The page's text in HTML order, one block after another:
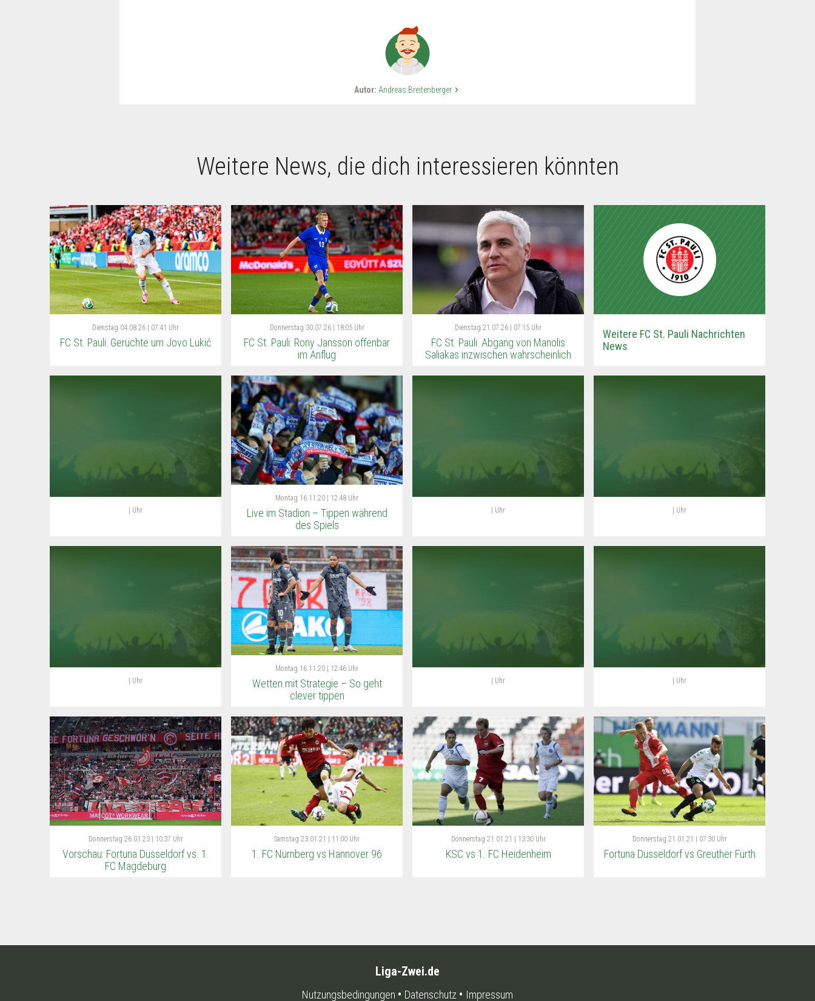
Autor: Andreas Breitenbergerkeyboard_arrow_right
Weitere News, die dich interessieren könnten
Dienstag 04.08.26 | 07:41 Uhr
FC St. Pauli: Gerüchte um Jovo Lukić
Donnerstag 30.07.26 | 18:05 Uhr
FC St. Pauli: Rony Jansson offenbar
im Anflug
Dienstag 21.07.26 | 07:15 Uhr
FC St. Pauli: Abgang von Manolis
Saliakas inzwischen wahrscheinlich
Weitere FC St. Pauli Nachrichten
News
| Uhr
Montag 16.11.20 | 12:48 Uhr
Live im Stadion – Tippen während
des Spiels
| Uhr | Uhr
| Uhr
Montag 16.11.20 | 12:46 Uhr
Wetten mit Strategie – So geht
clever tippen
| Uhr | Uhr
Donnerstag 26.01.23 | 10:37 Uhr
Vorschau: Fortuna Düsseldorf vs. 1.
FC Magdeburg
Samstag 23.01.21 | 11:00 Uhr
1. FC Nürnberg vs Hannover 96
Donnerstag 21.01.21 | 13:30 Uhr
KSC vs 1. FC Heidenheim
Donnerstag 21.01.21 | 07:30 Uhr
Fortuna Düsseldorf vs Greuther Fürth
Liga-Zwei.de
Nutzungsbedingungen Datenschutz Impressum